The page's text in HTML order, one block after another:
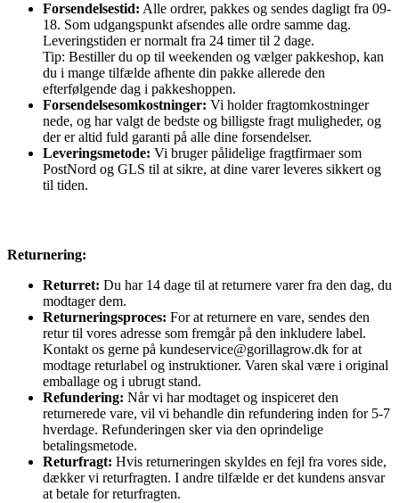
Forsendelsestid: Alle ordrer, pakkes og sendes dagligt fra 09-
18. Som udgangspunkt afsendes alle ordre samme dag.
Leveringstiden er normalt fra 24 timer til 2 dage.
Tip: Bestiller du op til weekenden og vælger pakkeshop, kan
du i mange tilfælde afhente din pakke allerede den
efterfølgende dag i pakkeshoppen.
Forsendelsesomkostninger: Vi holder fragtomkostninger
nede, og har valgt de bedste og billigste fragt muligheder, og
der er altid fuld garanti på alle dine forsendelser.
Leveringsmetode: Vi bruger pålidelige fragtfirmaer som
PostNord og GLS til at sikre, at dine varer leveres sikkert og
til tiden.
Returnering:
Returret: Du har 14 dage til at returnere varer fra den dag, du
modtager dem.
Returneringsproces: For at returnere en vare, sendes den
retur til vores adresse som fremgår på den inkludere label.
Kontakt os gerne på kundeservice@gorillagrow.dk for at
modtage returlabel og instruktioner. Varen skal være i original
emballage og i ubrugt stand.
Refundering: Når vi har modtaget og inspiceret den
returnerede vare, vil vi behandle din refundering inden for 5-7
hverdage. Refunderingen sker via den oprindelige
betalingsmetode.
Returfragt: Hvis returneringen skyldes en fejl fra vores side,
dækker vi returfragten. I andre tilfælde er det kundens ansvar
at betale for returfragten.